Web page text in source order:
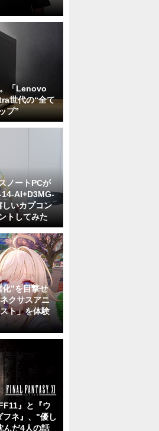
「Lenovo
世代の“全て
プ”
ノートPCが
AI+D3MG-
いカプコン
トしてみた
”を目撃せ
クサスアニ
ト」を体験
』と『ウ
フネ』、"優し
んだ4人の話